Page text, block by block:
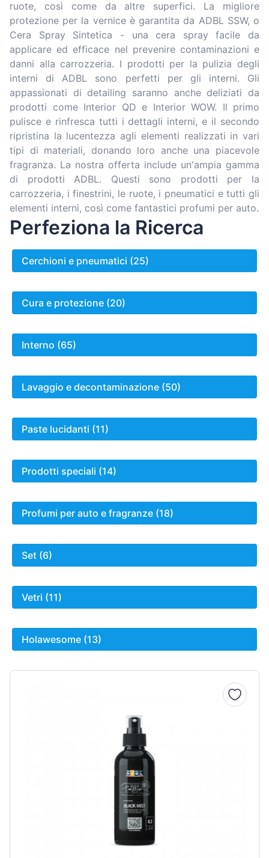
ruote, così come da altre superfici. La migliore
protezione per la vernice è garantita da ADBL SSW, o
Cera Spray Sintetica - una cera spray facile da
applicare ed efficace nel prevenire contaminazioni e
danni alla carrozzeria. I prodotti per la pulizia degli
interni di ADBL sono perfetti per gli interni. Gli
appassionati di detailing saranno anche deliziati da
prodotti come Interior QD e Interior WOW. Il primo
pulisce e rinfresca tutti i dettagli interni, e il secondo
ripristina la lucentezza agli elementi realizzati in vari
tipi di materiali, donando loro anche una piacevole
fragranza. La nostra offerta include un'ampia gamma
di prodotti ADBL. Questi sono prodotti per la
carrozzeria, i finestrini, le ruote, i pneumatici e tutti gli
elementi interni, così come fantastici profumi per auto.
Perfeziona la Ricerca
Cerchioni e pneumatici (25)
Cura e protezione (20)
Interno (65)
Lavaggio e decontaminazione (50)
Paste lucidanti (11)
Prodotti speciali (14)
Profumi per auto e fragranze (18)
Set (6)
Vetri (11)
Holawesome (13)